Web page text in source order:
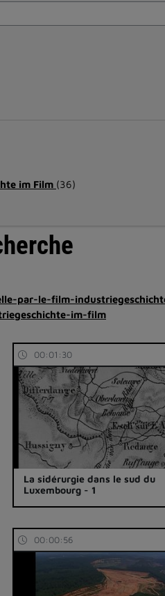
im Film (36)
par-le-film-
im-film
00:01:30
La sidérurgie dans le sud du
Luxembourg - 1
00:00:56